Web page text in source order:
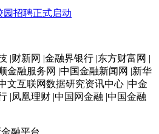
园招聘正式启动
|财新网 |金融界银行 |东方财富网 |
金融服务网 |中国金融新闻网 |新华
文互联网数据研究资讯中心 |中金
|凤凰理财 |中国网金融 |中国金融
融平台